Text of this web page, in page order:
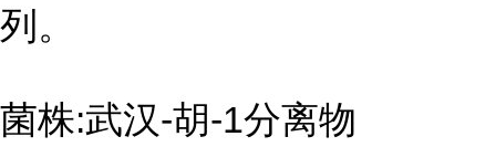
列。
菌株:武汉-胡-1分离物